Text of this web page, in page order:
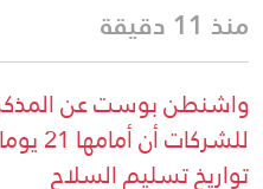
منذ 11 دقيقة
واشنطن بوست عن
تواريخ تسليم السلاح